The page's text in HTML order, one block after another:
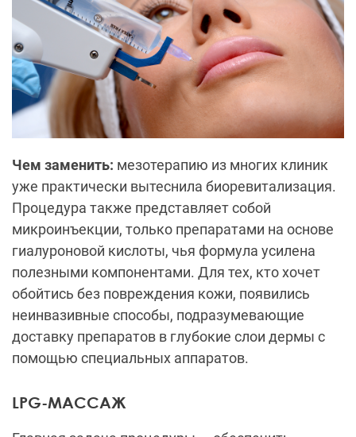
Чем заменить: мезотерапию из многих клиник
уже практически вытеснила биоревитализация.
Процедура также представляет собой
микроинъекции, только препаратами на основе
гиалуроновой кислоты, чья формула усилена
полезными компонентами. Для тех, кто хочет
обойтись без повреждения кожи, появились
неинвазивные способы, подразумевающие
доставку препаратов в глубокие слои дермы с
помощью специальных аппаратов.
LPG-МАССАЖ